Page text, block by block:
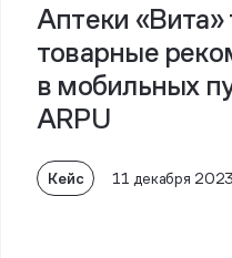
Аптеки «Вита»
товарные
в мобильных
ARPU
Кейс 11 декабря